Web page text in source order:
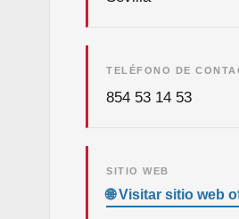
TELÉFONO DE
854 53 14 53
SITIO WEB